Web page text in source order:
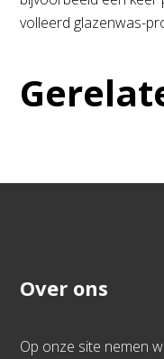
volleerd glazenwas-
Over ons
Op onze site nemen